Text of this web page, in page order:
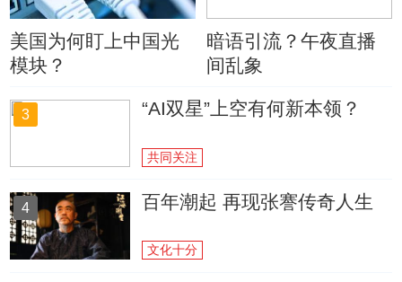
美国为何盯上中国光
模块？
暗语引流？午夜直播
间乱象
3 “AI双星”上空有何新本领？
共同关注
4 百年潮起 再现张謇传奇人生
文化十分